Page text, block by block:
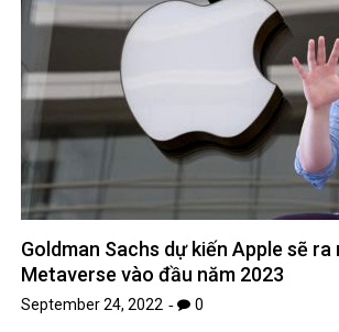
Goldman Sachs dự kiến ​​Apple sẽ
Metaverse vào đầu năm 2023
September 24, 2022 0